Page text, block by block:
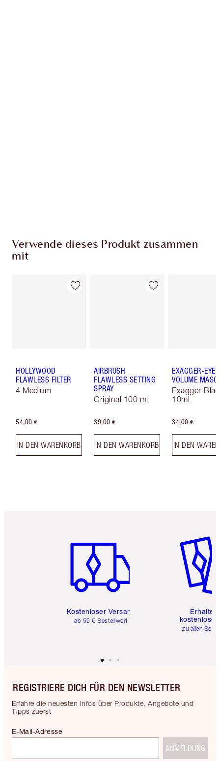
Verwende dieses Produkt zusammen
mit
HOLLYWOOD
FLAWLESS FILTER
4 Medium
54,00 €
IN DEN WARENKORB
AIRBRUSH
FLAWLESS SETTING
SPRAY
Original 100 ml
39,00 €
IN DEN WARENKORB
EXAGGER-EYES
VOLUME
Exagger-
10ml
34,00 €
IN DEN
Kostenloser Versand
ab 59 € Bestellwert
Erhalte
kostenlose
zu allen
REGISTRIERE DICH FÜR DEN NEWSLETTER
Erfahre die neuesten Infos über Produkte, Angebote und
Tipps zuerst
E-Mail-Adresse
ANMELDUNG